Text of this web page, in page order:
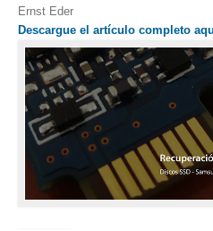
Ernst Eder
Descargue el artículo completo